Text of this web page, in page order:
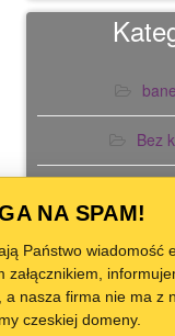
Bez
NA SPAM!
Państwo wiadomość
załącznikiem,
a nasza firma nie ma z
czeskiej domeny.